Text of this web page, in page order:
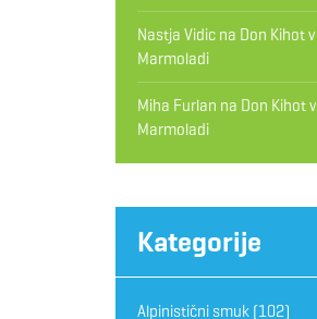
Nastja Vidicna Don Kihot v
Marmoladi
Miha Furlan na Don Kihot v
Marmoladi
Kategorije
Alpinistični smuk(102)